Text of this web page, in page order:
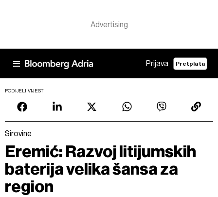
Prijava Pretplata
PODIJELI VIJEST
Sirovine
Eremić: Razvoj litijumskih
baterija velika šansa za
region